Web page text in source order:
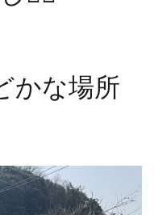
かな場所